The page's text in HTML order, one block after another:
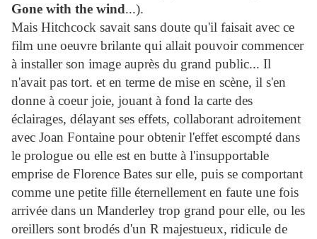
Gone with the wind...).
Mais Hitchcock savait sans doute qu'il faisait avec ce
film une oeuvre brilante qui allait pouvoir commencer
à installer son image auprès du grand public... Il
n'avait pas tort. et en terme de mise en scène, il s'en
donne à coeur joie, jouant à fond la carte des
éclairages, délayant ses effets, collaborant adroitement
avec Joan Fontaine pour obtenir l'effet escompté dans
le prologue ou elle est en butte à l'insupportable
emprise de Florence Bates sur elle, puis se comportant
comme une petite fille éternellement en faute une fois
arrivée dans un Manderley trop grand pour elle, ou les
oreillers sont brodés d'un R majestueux, ridicule de